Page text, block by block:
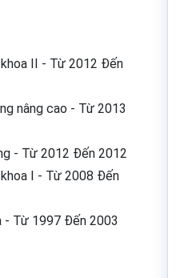
II - Từ 2012 Đến
nâng cao - Từ 2013
- Từ 2012 Đến 2012
I - Từ 2008 Đến
- Từ 1997 Đến 2003